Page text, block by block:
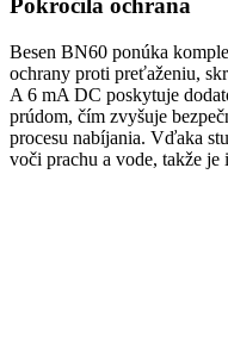
Pokročilá ochrana
Besen BN60 ponúka
ochrany proti preťaženiu,
A 6 mA DC poskytuje
prúdom, čím zvyšuje
procesu nabíjania. Vďaka
voči prachu a vode, takže je